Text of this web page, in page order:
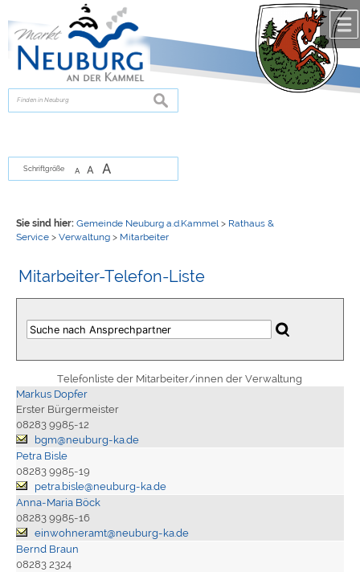
zur Navigationoder
springen.
suchen
Schriftgröße A A A
Sie sind hier: Gemeinde Neuburg a.d.Kammel > Rathaus &
Service> Verwaltung> Mitarbeiter
Mitarbeiter-Telefon-Liste
Telefonliste der Mitarbeiter/innen der Verwaltung
Markus Dopfer
Erster Bürgermeister
08283 9985-12
bgm@neuburg-ka.de
Petra Bisle
08283 9985-19
petra.bisle@neuburg-ka.de
Anna-Maria Böck
08283 9985-16
einwohneramt@neuburg-ka.de
Bernd Braun
08283 2324